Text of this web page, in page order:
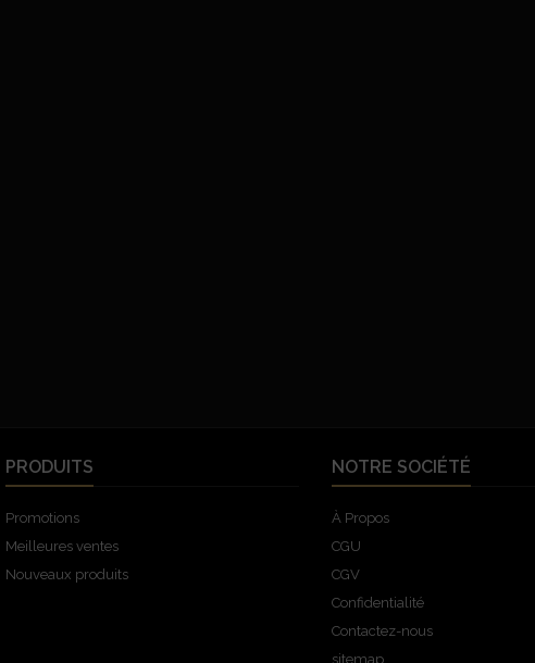
PRODUITS
Promotions
Meilleures ventes
Nouveaux produits
NOTRE SOCIÉTÉ
À Propos
CGU
CGV
Confidentialité
Contactez-nous
sitemap